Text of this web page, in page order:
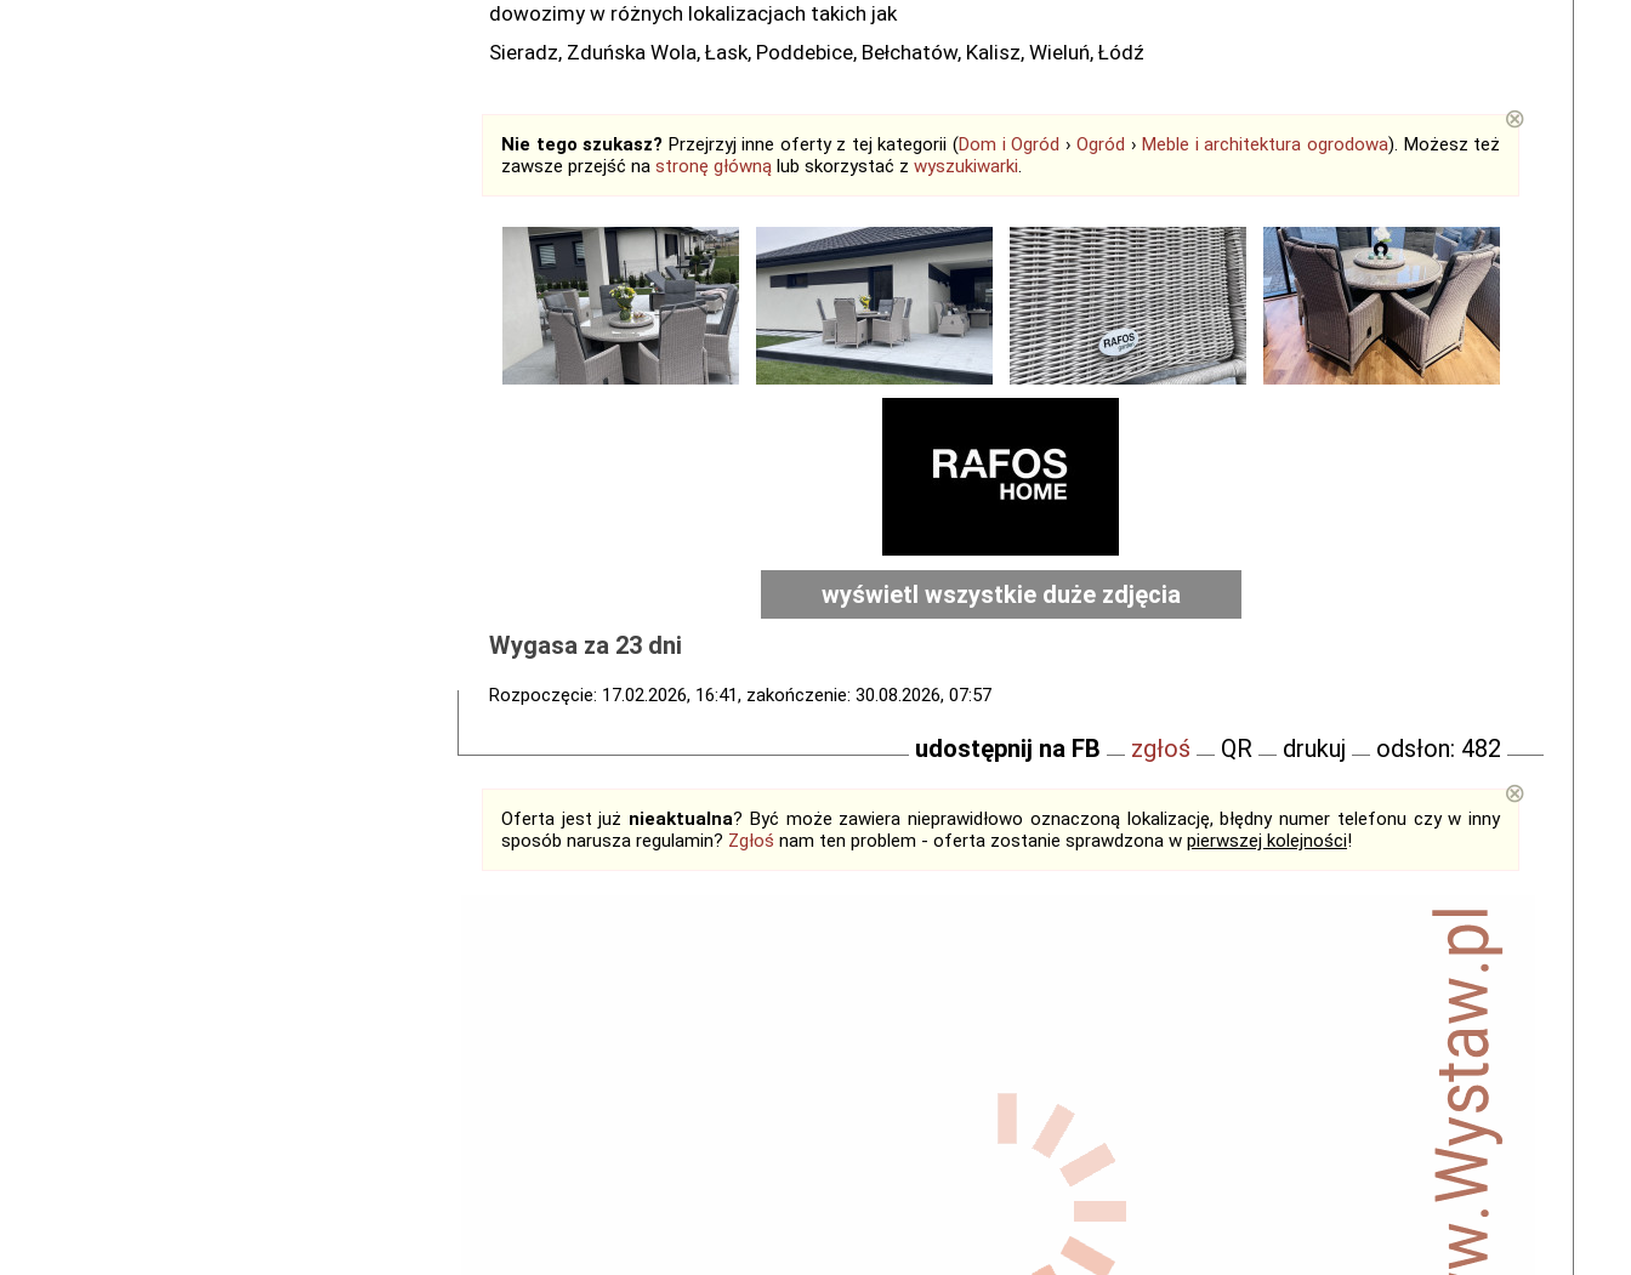
dowozimy w różnych lokalizacjach takich jak
Sieradz, Zduńska Wola, Łask, Poddebice, Bełchatów, Kalisz, Wieluń, Łódź
Nie tego szukasz? Przejrzyj inne oferty z tej kategorii (Dom i Ogród ›Ogród ›Meble i architektura ogrodowa). Możesz też
zawsze przejść na stronę główną lub skorzystać z wyszukiwarki.
⊗
wyświetl wszystkie duże zdjęcia
Wygasa za 23 dni
Rozpoczęcie: 17.02.2026, 16:41, zakończenie: 30.08.2026, 07:57
udostępnij na FB zgłoś QR drukuj odsłon: 482
Oferta jest już nieaktualna? Być może zawiera nieprawidłowo oznaczoną lokalizację, błędny numer telefonu czy w inny
sposób narusza regulamin? Zgłoś nam ten problem - oferta zostanie sprawdzona w pierwszej kolejności!
⊗